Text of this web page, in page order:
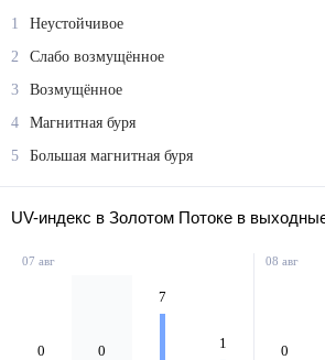
1
Неустойчивое
2
Слабо возмущённое
3
Возмущённое
4
Магнитная буря
5
Большая магнитная буря
UV-индекс в Золотом Потоке в выходные
07 авг
0 0
7
1
08 авг
0